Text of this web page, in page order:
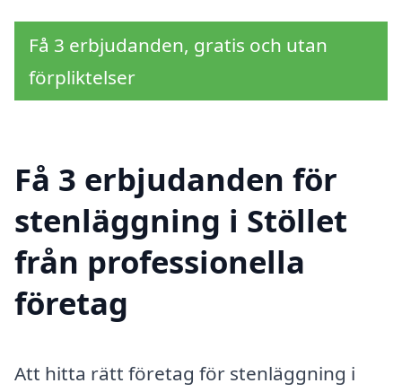
Få 3 erbjudanden, gratis och utan
förpliktelser
Få 3 erbjudanden för
stenläggning i Stöllet
från professionella
företag
Att hitta rätt företag för stenläggning i